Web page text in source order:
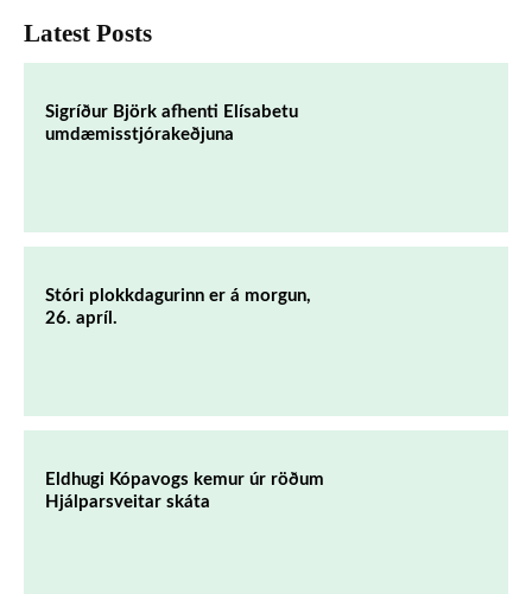
Latest Posts
Sigríður Björk afhenti Elísabetu
umdæmisstjórakeðjuna
Stóri plokkdagurinn er á morgun,
26. apríl.
Eldhugi Kópavogs kemur úr röðum
Hjálparsveitar skáta